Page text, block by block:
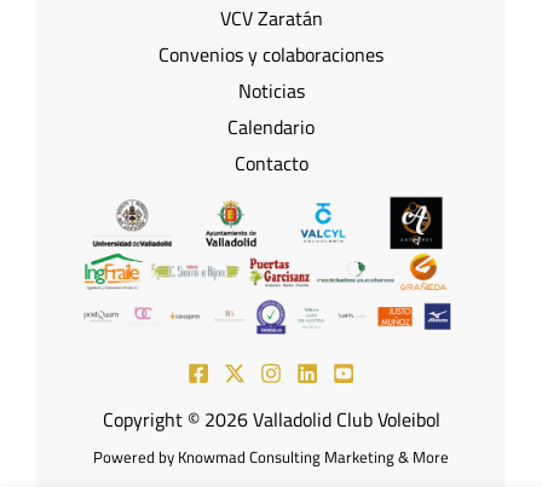
VCV Zaratán
Convenios y colaboraciones
Noticias
Calendario
Contacto
Copyright © 2026 Valladolid Club Voleibol
Powered by Knowmad Consulting Marketing & More